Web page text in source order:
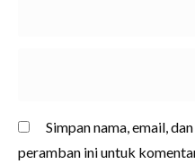
Simpan nama, email,
peramban ini untuk